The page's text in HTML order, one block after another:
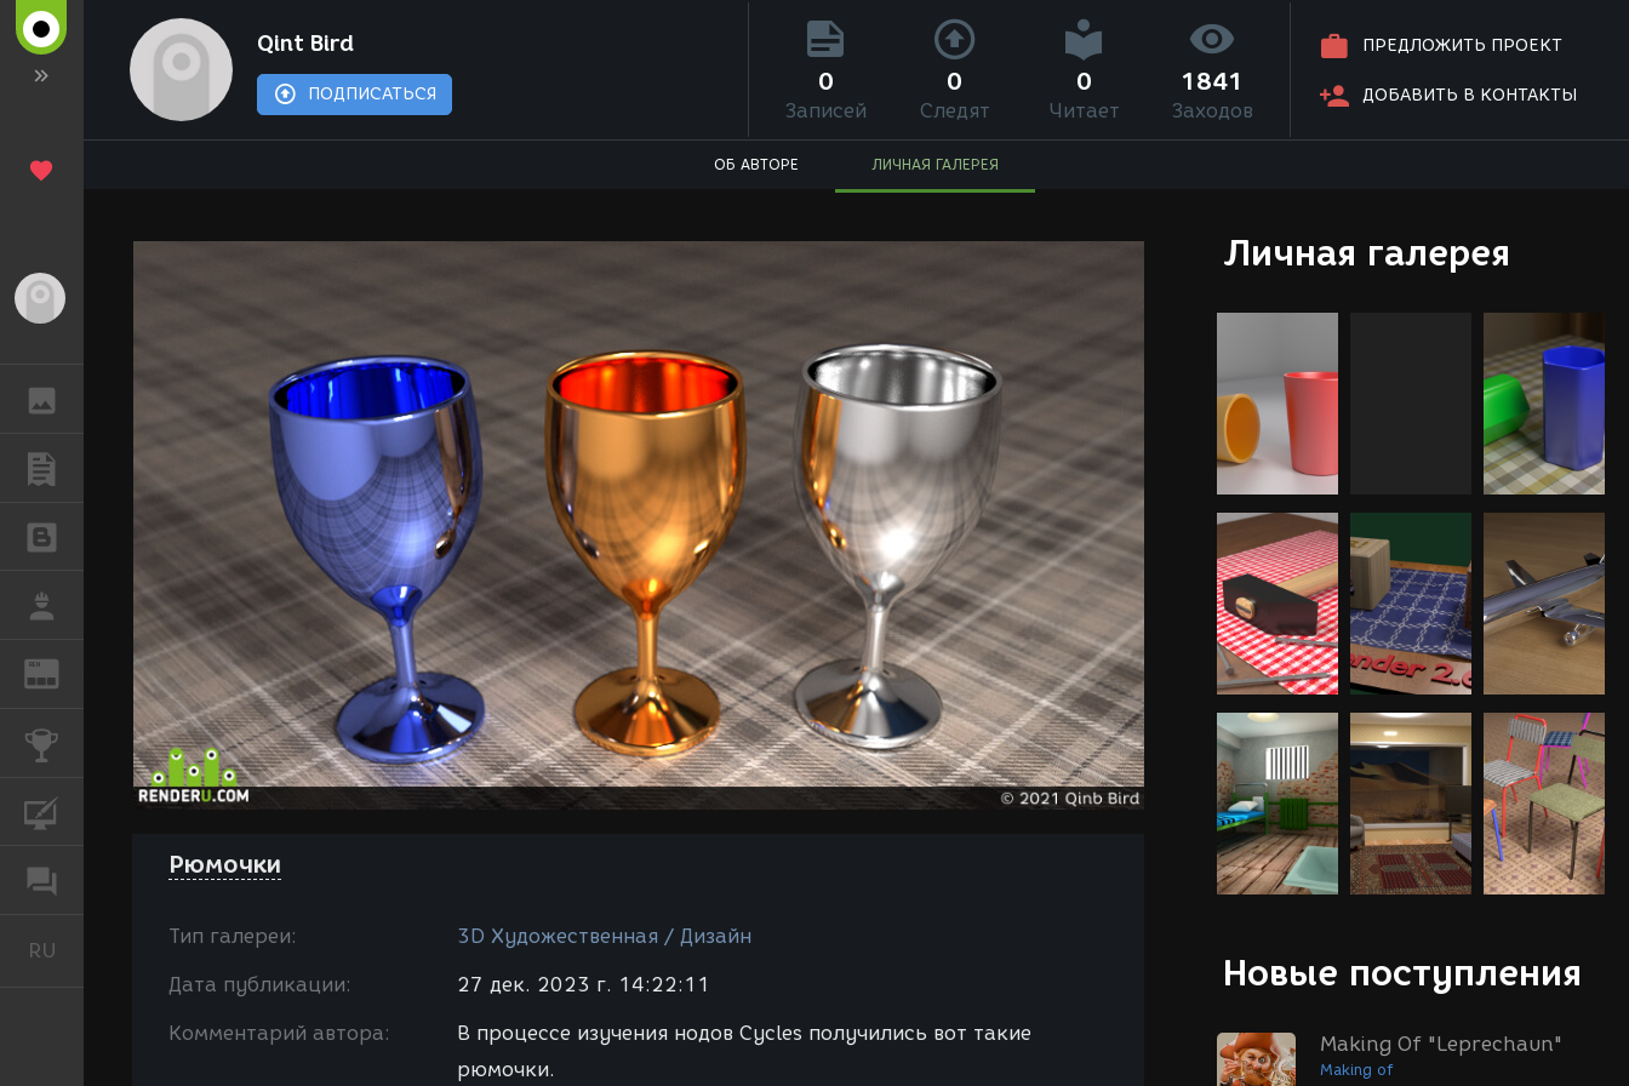
REN ЖУРНАЛ
КОНКУРСЫ
RU
Qint Bird
ПОДПИСАТЬСЯ
ПРЕДЛОЖИТЬ ПРОЕКТ
ДОБАВИТЬ В КОНТАКТЫ
0
Записей
0
Следят
0
Читает
1841
Заходов
ОБ АВТОРЕ ЛИЧНАЯ ГАЛЕРЕЯ
Личная галерея
Новые поступления
Making Of "Leprechaun"
Making of
Рюмочки
Тип галереи: 3D Художественная / Дизайн
Дата публикации: 27 дек. 2023 г. 14:22:11
Комментарий автора:
В процессе изучения нодов Cycles получились вот такие
рюмочки.